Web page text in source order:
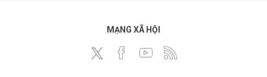
MẠNG XÃ HỘI